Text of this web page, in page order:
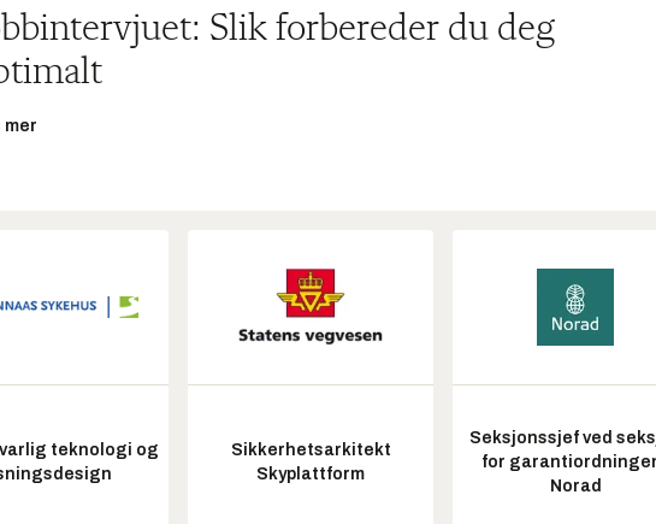
Slik forbereder du deg
mer
teknologi og
Sikkerhetsarkitekt
Skyplattform
Seksjonssjef ved
for
Norad